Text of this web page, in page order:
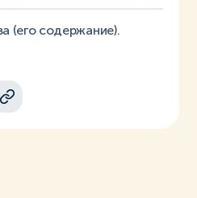
(его содержание).